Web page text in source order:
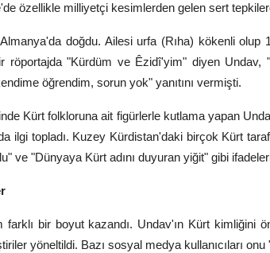
özellikle milliyetçi kesimlerden gelen sert
Almanya'da doğdu. Ailesi urfa (Rıha) kökenli
röportajda "Kürdüm ve Êzidî'yim" diyen Undav,
öğrendim, sorun yok" yanıtını vermişti.
Kürt folkloruna ait figürlerle kutlama yapan
ilgi topladı. Kuzey Kürdistan'daki birçok Kürt
ve "Dünyaya Kürt adını duyuran yiğit" gibi
bir boyut kazandı. Undav'ın Kürt kimliğini
yöneltildi. Bazı sosyal medya kullanıcıları